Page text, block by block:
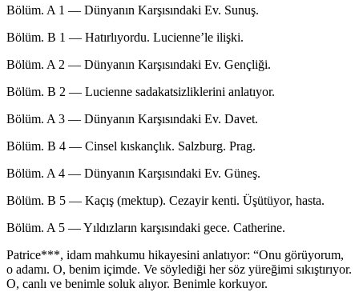
Bölüm. A 1 — Dünyanın Karşısındaki Ev. Sunuş.
Bölüm. B 1 — Hatırlıyordu. Lucienne’le ilişki.
Bölüm. A 2 — Dünyanın Karşısındaki Ev. Gençliği.
Bölüm. B 2 — Lucienne sadakatsizliklerini anlatıyor.
Bölüm. A 3 — Dünyanın Karşısındaki Ev. Davet.
Bölüm. B 4 — Cinsel kıskançlık. Salzburg. Prag.
Bölüm. A 4 — Dünyanın Karşısındaki Ev. Güneş.
Bölüm. B 5 — Kaçış (mektup). Cezayir kenti. Üşütüyor, hasta.
Bölüm. A 5 — Yıldızların karşısındaki gece. Catherine.
Patrice***, idam mahkumu hikayesini anlatıyor: “Onu görüyorum,
o adamı. O, benim içimde. Ve söylediği her söz yüreğimi sıkıştırıyor.
O, canlı ve benimle soluk alıyor. Benimle korkuyor.